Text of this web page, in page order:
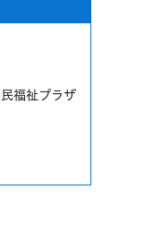
福祉プラザ